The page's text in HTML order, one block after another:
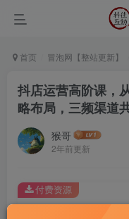
首页 冒泡网【整站更新】
抖店运营高阶课，
略布局，三频渠道
猴哥
2年前更新
付费资源